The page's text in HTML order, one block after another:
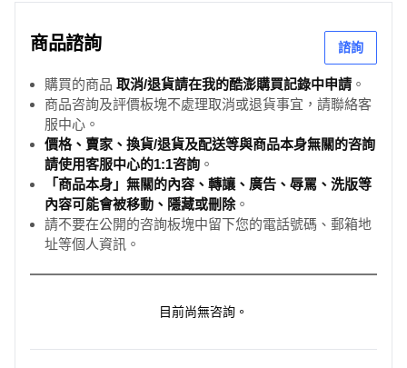
商品諮詢 諮詢
購買的商品 取消/退貨請在我的酷澎購買記錄中申請 。
商品咨詢及評價板塊不處理取消或退貨事宜，請聯絡客
服中心。
價格、賣家、換貨/退貨及配送等與商品本身無關的咨詢
請使用客服中心的1:1咨詢 。
「商品本身」無關的內容、轉讓、廣告、辱罵、洗版等
內容可能會被移動、隱藏或刪除。
請不要在公開的咨詢板塊中留下您的電話號碼、郵箱地
址等個人資訊。
目前尚無咨詢。